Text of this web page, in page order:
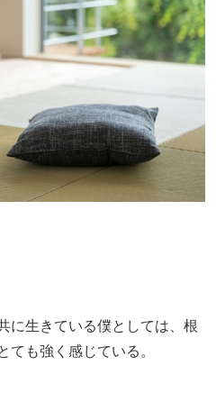
に生きている僕としては、根
ても強く感じている。